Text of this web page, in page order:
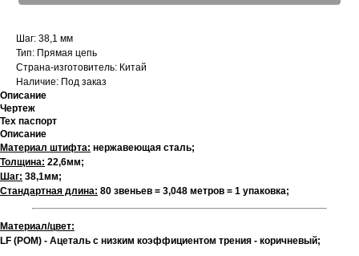
Шаг: 38,1 мм
Тип: Прямая цепь
Страна-изготовитель: Китай
Наличие: Под заказ
Описание
Чертеж
Тех паспорт
Описание
Материал штифта: нержавеющая сталь;
Толщина: 22,6мм;
Шаг: 38,1мм;
Стандартная длина: 80 звеньев = 3,048 метров = 1 упаковка;
Материал/цвет:
LF (POM) - Ацеталь с низким коэффициентом трения - коричневый;